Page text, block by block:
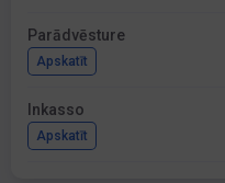
Parādvēsture
Apskatīt
Inkasso
Apskatīt